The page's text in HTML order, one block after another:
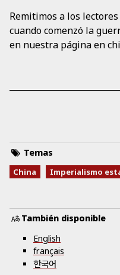
Remitimos a los
cuando comenzó la
en nuestra página en
Temas
China Imperialismo
También disponible
English
français
한국어